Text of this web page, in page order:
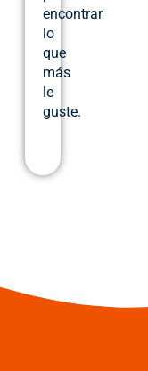
encontrar
lo
que
más
le
guste.